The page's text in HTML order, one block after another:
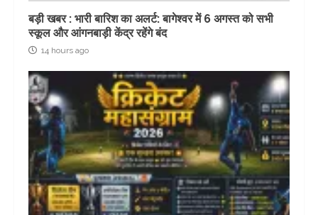
बड़ी खबर : भारी बारिश का अलर्ट: बागेश्वर में 6 अगस्त को सभी
स्कूल और आंगनबाड़ी केंद्र रहेंगे बंद
14 hours ago